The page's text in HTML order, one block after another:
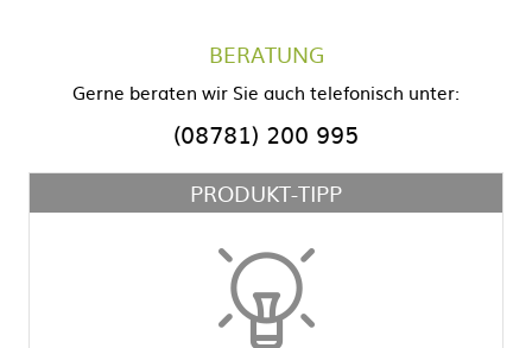
BERATUNG
Gerne beraten wir Sie auch telefonisch unter:
(08781) 200 995
PRODUKT-TIPP